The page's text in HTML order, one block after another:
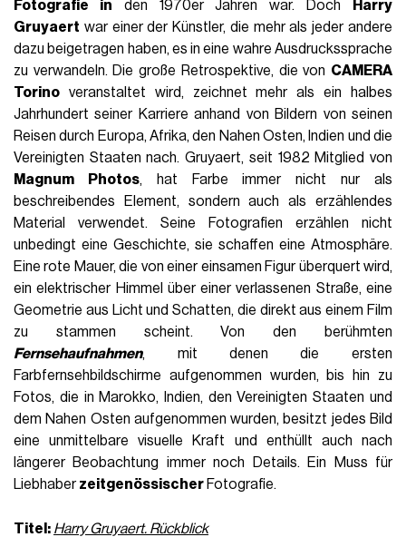
Fotografie in den 1970er Jahren war. Doch
Harry
Gruyaert war einer der Künstler, die mehr als jeder andere
dazu beigetragen haben, es in eine wahre Ausdruckssprache
zu verwandeln. Die große Retrospektive, die von CAMERA
Torino veranstaltet wird, zeichnet mehr als ein halbes
Jahrhundert seiner Karriere anhand von Bildern von seinen
Reisen durch Europa, Afrika, den Nahen Osten, Indien und die
Vereinigten Staaten nach. Gruyaert, seit 1982 Mitglied von
Magnum Photos, hat Farbe immer nicht nur als
beschreibendes Element, sondern auch als erzählendes
Material verwendet. Seine Fotografien erzählen nicht
unbedingt eine Geschichte, sie schaffen eine Atmosphäre.
Eine rote Mauer, die von einer einsamen Figur überquert wird,
ein elektrischer Himmel über einer verlassenen Straße, eine
Geometrie aus Licht und Schatten, die direkt aus einem Film
zu stammen scheint. Von den berühmten
Fernsehaufnahmen, mit denen die ersten
Farbfernsehbildschirme aufgenommen wurden, bis hin zu
Fotos, die in Marokko, Indien, den Vereinigten Staaten und
dem Nahen Osten aufgenommen wurden, besitzt jedes Bild
eine unmittelbare visuelle Kraft und enthüllt auch nach
längerer Beobachtung immer noch Details. Ein Muss für
Liebhaberzeitgenössischer Fotografie.
Titel: Harry Gruyaert. Rückblick